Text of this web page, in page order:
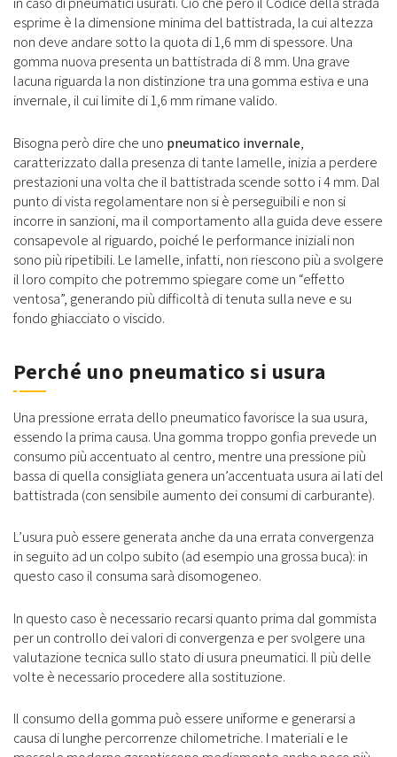
esprime è la dimensione minima del battistrada, la cui altezza
non deve andare sotto la quota di 1,6 mm di spessore. Una
gomma nuova presenta un battistrada di 8 mm. Una grave
lacuna riguarda la non distinzione tra una gomma estiva e una
invernale, il cui limite di 1,6 mm rimane valido.
Bisogna però dire che uno pneumatico invernale,
caratterizzato dalla presenza di tante lamelle, inizia a perdere
prestazioni una volta che il battistrada scende sotto i 4 mm. Dal
punto di vista regolamentare non si è perseguibili e non si
incorre in sanzioni, ma il comportamento alla guida deve essere
consapevole al riguardo, poiché le performance iniziali non
sono più ripetibili. Le lamelle, infatti, non riescono più a svolgere
il loro compito che potremmo spiegare come un “effetto
ventosa”, generando più difficoltà di tenuta sulla neve e su
fondo ghiacciato o viscido.
Perché uno pneumatico si usura
Una pressione errata dello pneumatico favorisce la sua usura,
essendo la prima causa. Una gomma troppo gonfia prevede un
consumo più accentuato al centro, mentre una pressione più
bassa di quella consigliata genera un’accentuata usura ai lati del
battistrada (con sensibile aumento dei consumi di carburante).
L’usura può essere generata anche da una errata convergenza
in seguito ad un colpo subito (ad esempio una grossa buca): in
questo caso il consuma sarà disomogeneo.
In questo caso è necessario recarsi quanto prima dal gommista
per un controllo dei valori di convergenza e per svolgere una
valutazione tecnica sullo stato di usura pneumatici. Il più delle
volte è necessario procedere alla sostituzione.
Il consumo della gomma può essere uniforme e generarsi a
causa di lunghe percorrenze chilometriche. I materiali e le